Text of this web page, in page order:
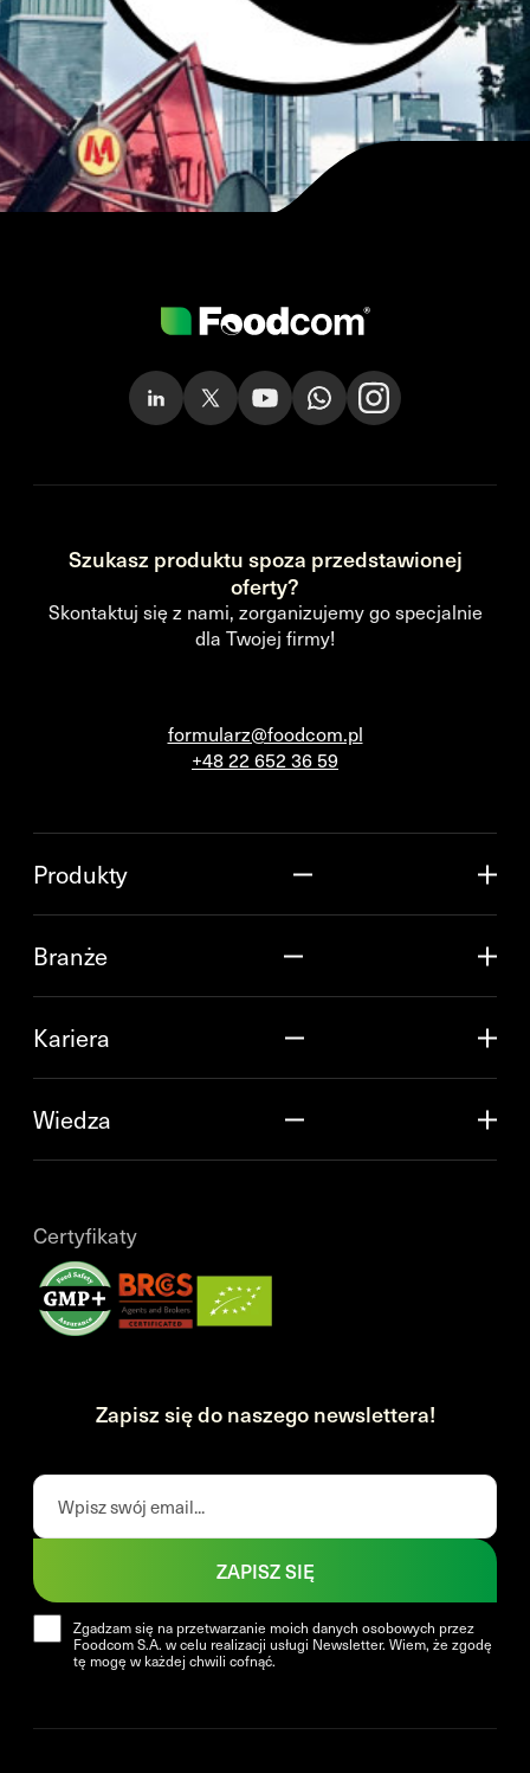
Szukasz produktu spoza przedstawionej
oferty?
Skontaktuj się z nami, zorganizujemy go specjalnie
dla Twojej firmy!
formularz@foodcom.pl
+48 22 652 36 59
Produkty
Branże
Kariera
Wiedza
Certyfikaty
Zapisz się do naszego newslettera!
Zgadzam się na przetwarzanie moich danych osobowych przez
Foodcom S.A. w celu realizacji usługi Newsletter. Wiem, że zgodę
tę mogę w każdej chwili cofnąć.
ZAPISZ SIĘ